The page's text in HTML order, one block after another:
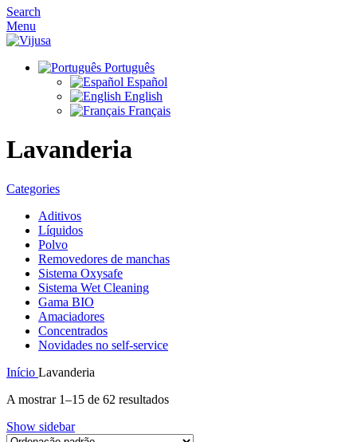
Search
Menu
Português
Español
English
Français
Lavanderia
Categories
Aditivos
Líquidos
Polvo
Removedores de manchas
Sistema Oxysafe
Sistema Wet Cleaning
Gama BIO
Amaciadores
Concentrados
Novidades no self-service
Início Lavanderia
A mostrar 1–15 de 62 resultados
Show sidebar